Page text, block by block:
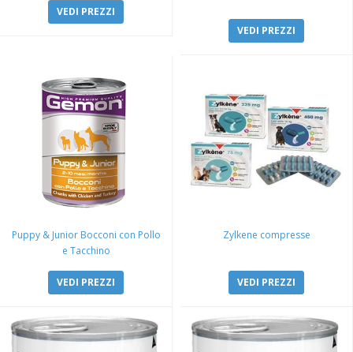
VEDI PREZZI
VEDI PREZZI
Puppy & Junior Bocconi con Pollo
e Tacchino
VEDI PREZZI
Zylkene compresse
VEDI PREZZI